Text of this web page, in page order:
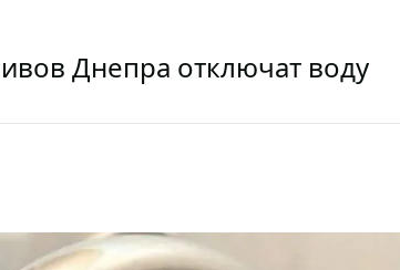
Днепра отключат воду